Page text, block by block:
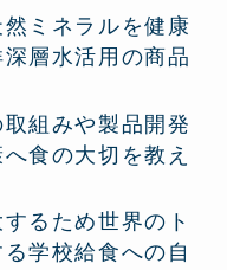
ミネラルを健康
層水活用の商品
組みや製品開発
食の大切を教え
るため世界のト
学校給食への自